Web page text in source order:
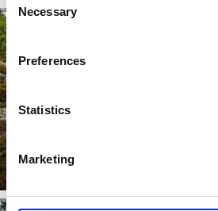
Selection
Necessary
Preferences
Statistics
Marketing
100 km. Vänersborg - Bengtsfors - Åmål.